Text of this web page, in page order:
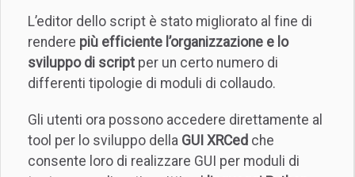
L’editor dello script è stato migliorato al fine di
rendere più efficiente l’organizzazione e lo
sviluppo di script per un certo numero di
differenti tipologie di moduli di collaudo.
Gli utenti ora possono accedere direttamente al
tool per lo sviluppo della GUI XRCed che
consente loro di realizzare GUI per moduli di